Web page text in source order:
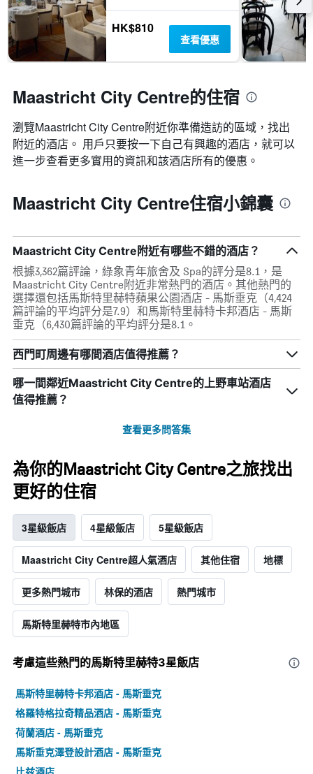
HK$810
查看優惠
Maastricht City Centre的住宿
瀏覽Maastricht City Centre​附近你準備造訪的區域，找出
附近的酒店。 用戶只要按一下自己有興趣的酒店，就可以
進一步查看更多實用的資訊和該酒店所有的優惠。
Maastricht City Centre住宿小錦囊
Maastricht City Centre附近有哪些不錯的酒店？
根據3,362篇評論，綠象青年旅舍及 Spa的評分是8.1，是
Maastricht City Centre附近非常熱門的酒店。其他熱門的
選擇還包括馬斯特里赫特蘋果公園酒店 - 馬斯垂克（4,424
篇評論的平均評分是7.9）和馬斯特里赫特卡邦酒店 - 馬斯
垂克（6,430篇評論的平均評分是8.1。
西門町周邊有哪間酒店值得推薦？
哪一間鄰近Maastricht City Centre的上野車站酒店
值得推薦？
查看更多問答集
為你的Maastricht City Centre之旅找出
更好的住宿
3星級飯店 4星級飯店 5星級飯店
Maastricht City Centre超人氣酒店 其他住宿 地標
更多熱門城市 林保的酒店 熱門城市
馬斯特里赫特市內地區
考慮這些熱門的馬斯特里赫特3星​飯店
馬斯特里赫特卡邦酒店 - 馬斯垂克
格羅特格拉奇精品酒店 - 馬斯垂克
荷蘭酒店 - 馬斯垂克
馬斯垂克澤登設計酒店 - 馬斯垂克